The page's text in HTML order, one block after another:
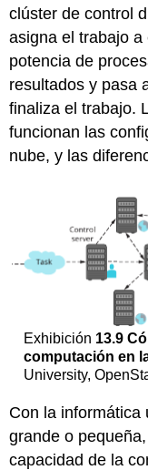
clúster de control
asigna el trabajo
potencia de
resultados y pasa
finaliza el trabajo.
funcionan las
nube, y las
Exhibición 13.9
computación en
University,
Con la informática
grande o
capacidad de la